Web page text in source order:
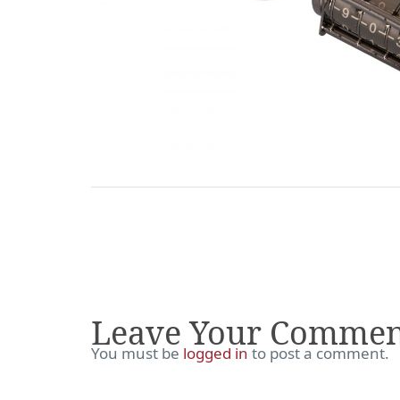
Leave Your
You must be logged in to post a comment.